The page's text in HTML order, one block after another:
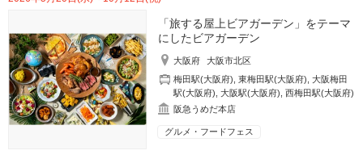
「旅する屋上ビアガーデン」をテーマ
にしたビアガーデン
大阪府
大阪市北区
梅田駅(大阪府) ,東梅田駅(大阪府) ,大阪梅田
駅(大阪府) ,大阪駅(大阪府) ,西梅田駅(大阪府)
阪急うめだ本店
グルメ・フードフェス